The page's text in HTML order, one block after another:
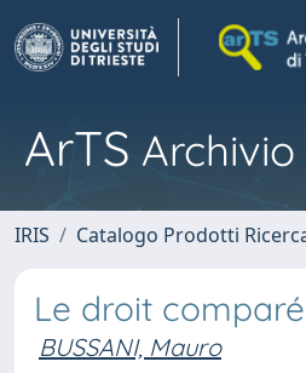
ArTS
IRIS Catalogo Prodotti
Le droit
BUSSANI, Mauro